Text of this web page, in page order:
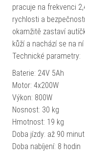
pracuje na frekvenci
rychlosti a
okamžitě zastaví
kůží a nachází se na
Technické parametry:
Baterie: 24V 5Ah
Motor: 4x200W
Výkon: 800W
Nosnost: 30 kg
Hmotnost: 19 kg
Doba jízdy: až 90 minut
Doba nabíjení: 8 hodin